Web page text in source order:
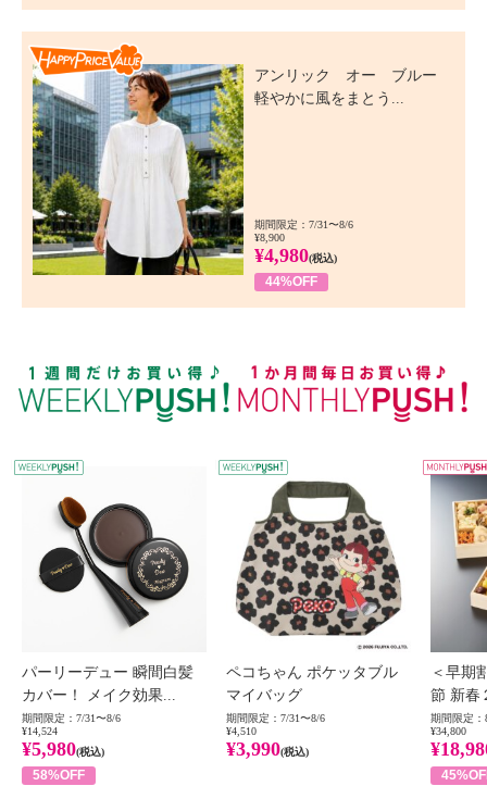
アンリック オー ブルー
軽やかに風をまとう...
期間限定：7/31〜8/6
¥8,900
¥4,980(税込)
44%OFF
WEEKLY PUSH
パーリーデュー 瞬間白髪
カバー！ メイク効果...
期間限定：7/31〜8/6
¥14,524
¥5,980(税込)
58%OFF
ペコちゃん ポケッタブル
マイバッグ
期間限定：7/31〜8/6
¥4,510
¥3,990(税込)
＜早期
節 新春
期間限定：
¥34,800